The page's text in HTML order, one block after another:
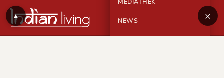
MEDIATHEK
NEWS ×
▲